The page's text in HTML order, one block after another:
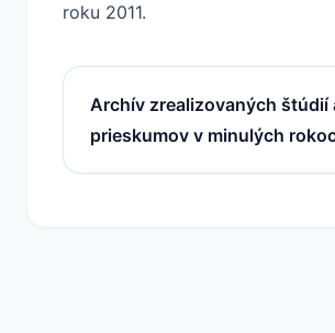
roku 2011.
Archív zrealizovaných štúdií
prieskumov v minulých